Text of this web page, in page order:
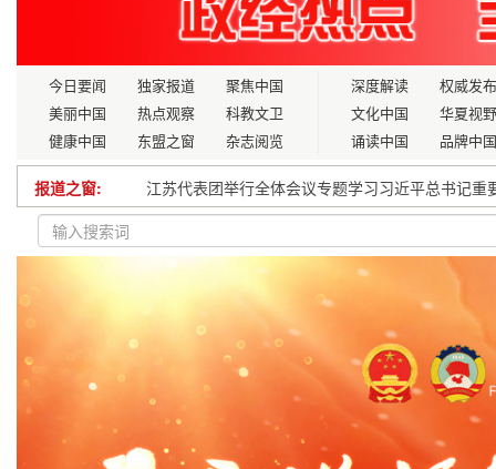
今日要闻 独家报道
聚焦中国
美丽中国
热点观察
科教文卫
健康中国
东盟之窗 杂志阅览
深度解读
权威发布
文化中国
华夏视野
诵读中国
品牌中国
报道之窗:
陈春：以创新与担当，引领化工产业在“十五五”浪
搭乘神舟十六号的8696粒稻虾米种子完成交接
喜迎新春，情暖寒冬
系统开展“两个对比”教育，增强新疆高校少数民族
张源：以全球视野架设共赢之桥，为“十五五”高质
前两月规模以上工业增加值同比增长5.9%